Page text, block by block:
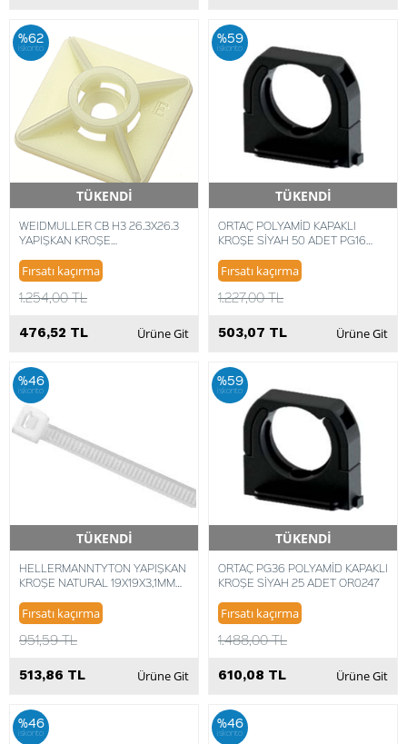
%62
iskonto
TÜKENDİ
Hızlı Teslimat
WEIDMULLER CB H3 26.3X26.3
YAPIŞKAN KROŞE
Fırsatı kaçırma
1.254,00 TL
476,52 TL Ürüne Git
%59
iskonto
TÜKENDİ
Hızlı Teslimat
ORTAÇ POLYAMİD KAPAKLI
KROŞE SİYAH 50 ADET PG16
Fırsatı kaçırma
1.227,00 TL
503,07 TL Ürüne Git
%46
iskonto
TÜKENDİ
Hızlı Teslimat
HELLERMANNTYTON YAPIŞKAN
KROŞE NATURAL 19X19X3,1MM
Fırsatı kaçırma
951,59 TL
513,86 TL Ürüne Git
%59
iskonto
TÜKENDİ
Hızlı Teslimat
ORTAÇ PG36 POLYAMİD KAPAKLI
KROŞE SİYAH 25 ADET OR0247
Fırsatı kaçırma
1.488,00 TL
610,08 TL Ürüne Git
%46
iskonto
%46
iskonto